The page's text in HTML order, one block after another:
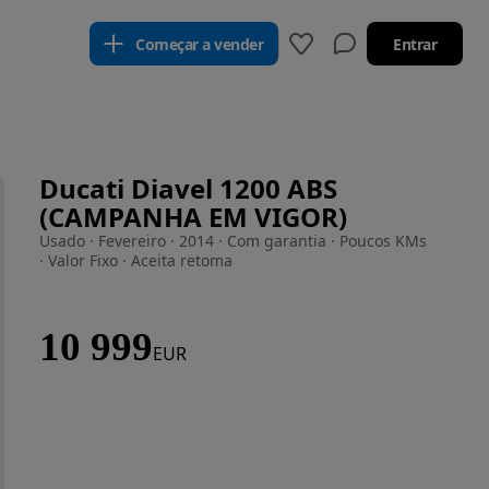
Começar a vender Entrar
Ducati Diavel 1200 ABS
(CAMPANHA EM VIGOR)
Usado · Fevereiro · 2014 · Com garantia · Poucos KMs
· Valor Fixo · Aceita retoma
10 999EUR